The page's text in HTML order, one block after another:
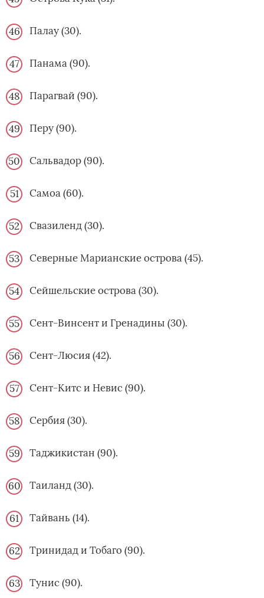
Палау (30).
Панама (90).
Парагвай (90).
Перу (90).
Сальвадор (90).
Самоа (60).
Свазиленд (30).
Северные Марианские острова (45).
Сейшельские острова (30).
Сент-Винсент и Гренадины (30).
Сент-Люсия (42).
Сент-Китс и Невис (90).
Сербия (30).
Таджикистан (90).
Таиланд (30).
Тайвань (14).
Тринидад и Тобаго (90).
Тунис (90).